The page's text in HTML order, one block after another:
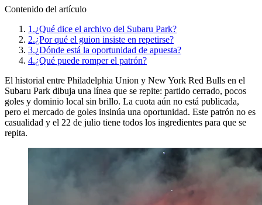
Contenido del artículo
1.¿Qué dice el archivo del Subaru Park?
2.¿Por qué el guion insiste en repetirse?
3.¿Dónde está la oportunidad de apuesta?
4.¿Qué puede romper el patrón?
El historial entre Philadelphia Union y New York Red Bulls en el
Subaru Park dibuja una línea que se repite: partido cerrado, pocos
goles y dominio local sin brillo. La cuota aún no está publicada,
pero el mercado de goles insinúa una oportunidad. Este patrón no es
casualidad y el 22 de julio tiene todos los ingredientes para que se
repita.